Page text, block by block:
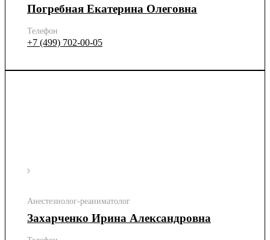
Погребная Екатерина Олеговна
Телефон
+7 (499) 702-00-05
Анестезиолог-реаниматолог
Захарченко Ирина Александровна